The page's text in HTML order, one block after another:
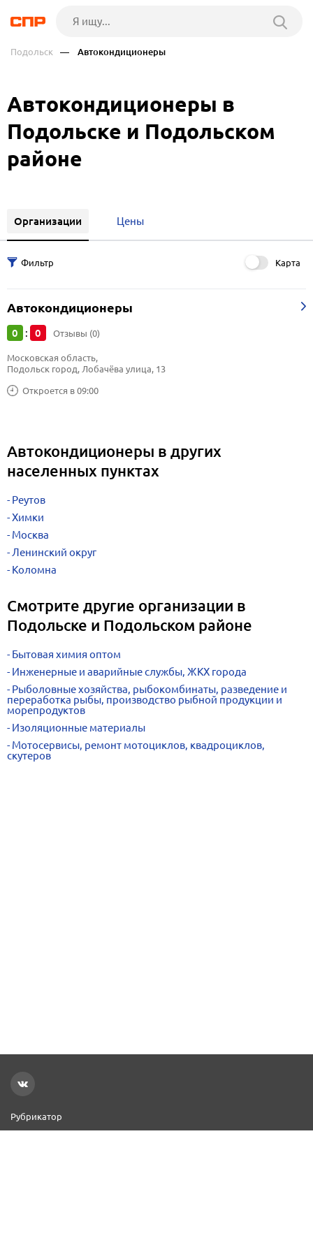
Подольск — Автокондиционеры
Автокондиционеры в
Подольске и Подольском
районе
Организации Цены
Карта
Автокондиционеры
0 : 0 Отзывы (0)
Откроется в 09:00
Московская область,
Подольск город, Лобачёва улица, 13
Автокондиционеры в других
населенных пунктах
Реутов
Химки
Москва
Ленинский округ
Коломна
Смотрите другие организации в
Подольске и Подольском районе
Бытовая химия оптом
Инженерные и аварийные службы, ЖКХ города
Рыболовные хозяйства, рыбокомбинаты, разведение и
переработка рыбы, производство рыбной продукции и
морепродуктов
Изоляционные материалы
Мотосервисы, ремонт мотоциклов, квадроциклов,
скутеров
Рубрикатор